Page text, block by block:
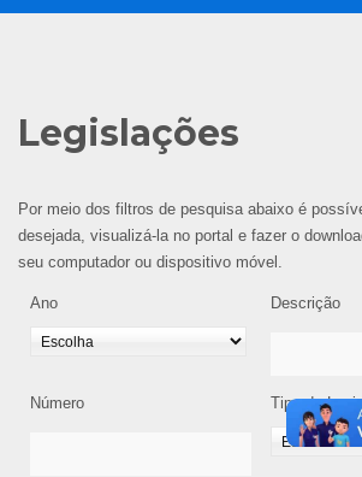
Legislações
Por meio dos filtros de pesquisa abaixo é
desejada, visualizá-la no portal e fazer o
seu computador ou dispositivo móvel.
Ano Descrição
Número Tipo de